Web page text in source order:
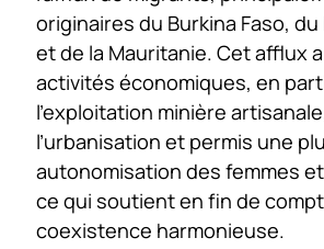
originaires du Burkina Faso, du
et de la Mauritanie. Cet afflux
activités économiques, en
l’exploitation minière
l’urbanisation et permis une
autonomisation des femmes
ce qui soutient en fin de
coexistence harmonieuse.